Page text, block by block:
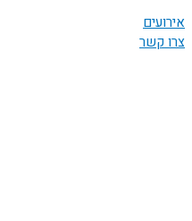
אירועים
צרו קשר